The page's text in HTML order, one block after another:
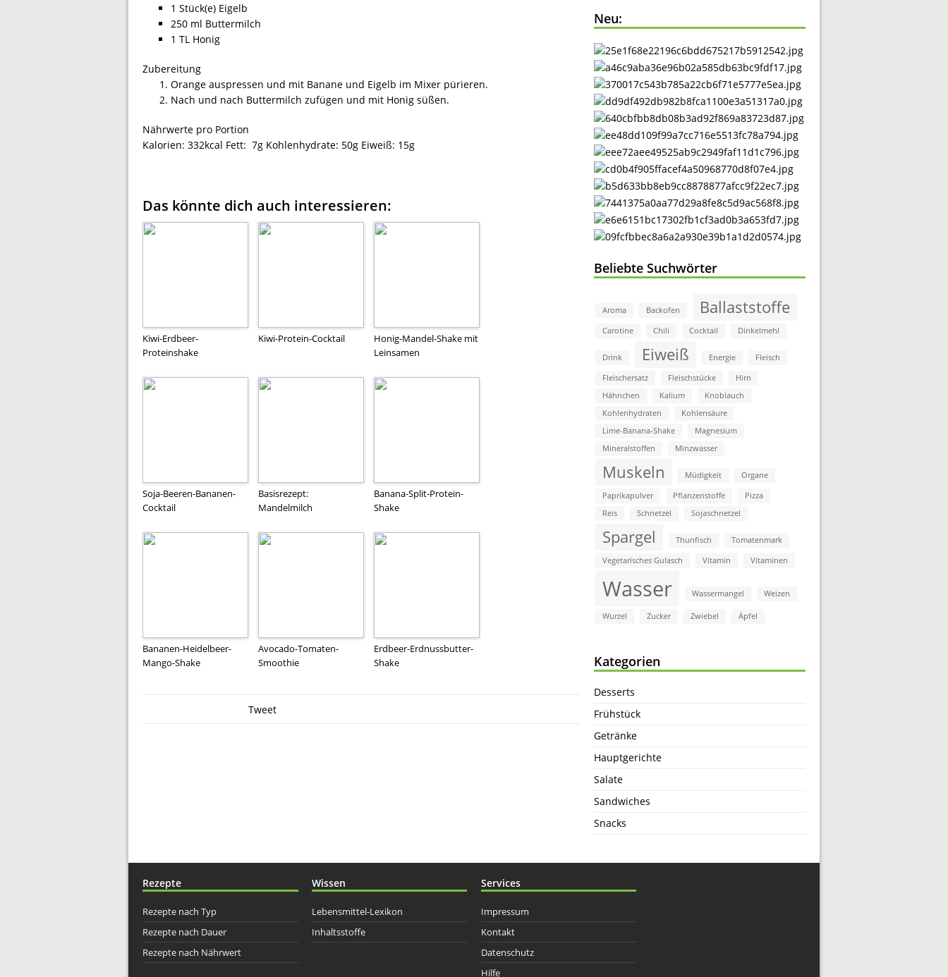
1 Stück(e) Eigelb
250 ml Buttermilch
1 TL Honig
Zubereitung
Orange auspressen und mit Banane und Eigelb im Mixer pü­rie­ren.
Nach und nach Buttermilch zufügen und mit Honig sü­ßen.
Nährwerte pro Portion
Kalorien: 332kcal Fett: 7g Kohlenhydrate: 50g Eiweiß: 15g
Das könnte dich auch interessieren:
Kiwi-Erdbeer-
Proteinshake
Kiwi-Protein-Cocktail
Honig-Mandel-Shake mit
Leinsamen
Soja-Beeren-Bananen-
Cocktail
Basisrezept:
Mandelmilch
Banana-Split-Protein-
Shake
Bananen-Heidelbeer-
Mango-Shake
Avocado-Tomaten-
Smoothie
Erdbeer-Erdnussbutter-
Shake
Tweet
Neu:
Beliebte Suchwörter
Aroma Backofen Ballaststoffe
Carotine Chili Cocktail Dinkelmehl
Drink Eiweiß Energie Fleisch
Fleischersatz Fleischstücke
Hirn
Hähnchen
Kalium
Knoblauch
Kohlenhydraten
Kohlensäure
Lime-Banana-Shake
Magnesium
Mineralstoffen
Minzwasser
Muskeln Müdigkeit Organe
Paprikapulver Pflanzenstoffe
Pizza
Reis
Schnetzel Sojaschnetzel
Spargel Thunfisch Tomatenmark
Vegetarisches Gulasch Vitamin Vitaminen
Wasser Wassermangel Weizen
Wurzel Zucker Zwiebel Äpfel
Kategorien
Desserts
Frühstück
Getränke
Hauptgerichte
Salate
Sandwiches
Snacks
Rezepte
Rezepte nach Typ
Rezepte nach Dauer
Rezepte nach Nährwert
Wissen
Lebensmittel-Lexikon
Inhaltsstoffe
Services
Impressum
Kontakt
Datenschutz
Hilfe